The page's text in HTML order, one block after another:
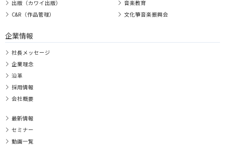
出版（カワイ出版）
C&R（作品管理）
音楽教育
文化箏音楽振興会
企業情報
社長メッセージ
企業理念
沿革
採用情報
会社概要
最新情報
セミナー
動画一覧